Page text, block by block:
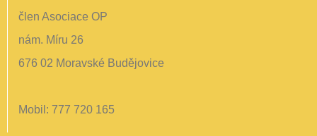
člen Asociace OP
nám. Míru 26
676 02 Moravské Budějovice
Mobil: 777 720 165